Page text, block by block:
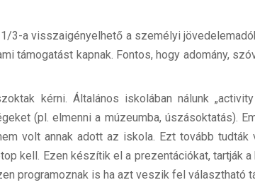
3-a visszaigényelhető a személyi
támogatást kapnak. Fontos, hogy adomány,
kérni. Általános iskolában nálunk
(pl. elmenni a múzeumba, úszásoktatás).
volt annak adott az iskola. Ezt tovább tudták
kell. Ezen készítik el a prezentációkat, tartják
programoznak is ha azt veszik fel választható